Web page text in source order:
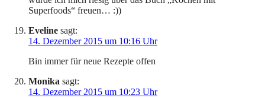
Superfoods“ freuen… :))
Eveline sagt:
14. Dezember 2015 um 10:16 Uhr
Bin immer für neue Rezepte offen
Monika sagt:
14. Dezember 2015 um 10:23 Uhr